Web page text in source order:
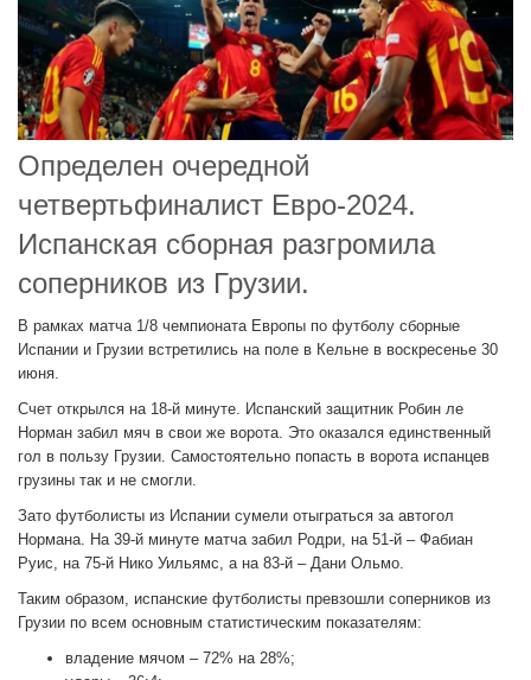
Определен очередной
четвертьфиналист Евро-2024.
Испанская сборная разгромила
соперников из Грузии.
В рамках матча 1/8 чемпионата Европы по футболу сборные
Испании и Грузии встретились на поле в Кельне в воскресенье 30
июня.
Счет открылся на 18-й минуте. Испанский защитник Робин ле
Норман забил мяч в свои же ворота. Это оказался единственный
гол в пользу Грузии. Самостоятельно попасть в ворота испанцев
грузины так и не смогли.
Зато футболисты из Испании сумели отыграться за автогол
Нормана. На 39-й минуте матча забил Родри, на 51-й – Фабиан
Руис, на 75-й Нико Уильямс, а на 83-й – Дани Ольмо.
Таким образом, испанские футболисты превзошли соперников из
Грузии по всем основным статистическим показателям:
владение мячом – 72% на 28%;